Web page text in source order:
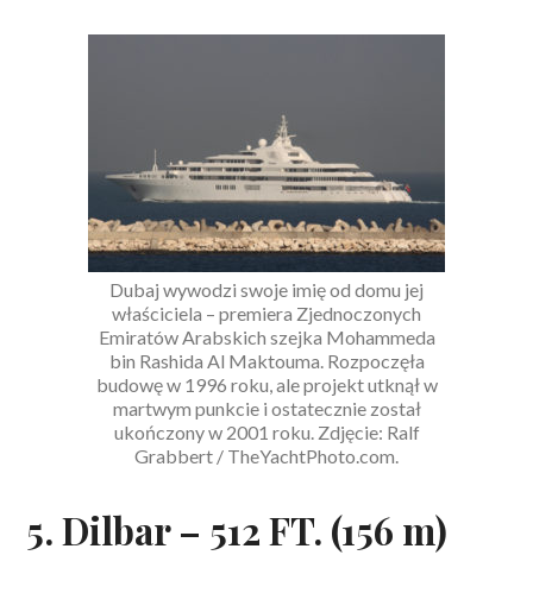
Dubaj wywodzi swoje imię od domu jej
właściciela – premiera Zjednoczonych
Emiratów Arabskich szejka Mohammeda
bin Rashida Al Maktouma. Rozpoczęła
budowę w 1996 roku, ale projekt utknął w
martwym punkcie i ostatecznie został
ukończony w 2001 roku. Zdjęcie: Ralf
Grabbert / TheYachtPhoto.com.
5. Dilbar – 512 FT. (156 m)